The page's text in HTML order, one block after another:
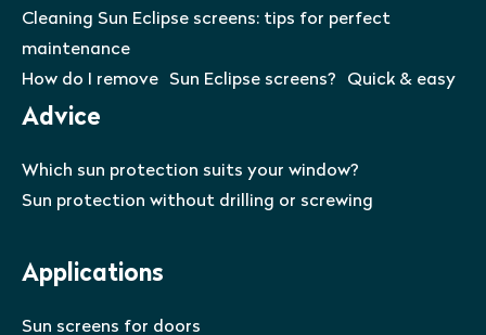
Cleaning Sun Eclipse screens: tips for perfect
maintenance
How do I remove Sun Eclipse screens? Quick & easy
Advice
Which sun protection suits your window?
Sun protection without drilling or screwing
Applications
Sun screens for doors